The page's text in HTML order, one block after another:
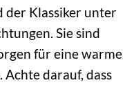
der Klassiker unter
Sie sind
für eine warme
darauf, dass